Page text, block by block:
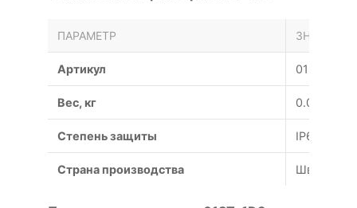
ПАРАМЕТР ЗНАЧЕНИЕ
Артикул 01ST-1D3
Вес, кг 0.03
Степень защиты IP65
Страна производства